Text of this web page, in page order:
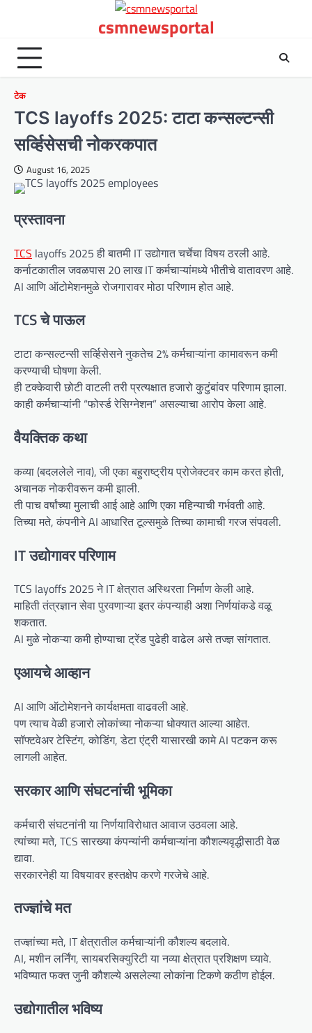
csmnewsportal
टेक
TCS layoffs 2025: टाटा कन्सल्टन्सी
सर्व्हिसेसची नोकरकपात
August 16, 2025
प्रस्तावना
TCS layoffs 2025 ही बातमी IT उद्योगात चर्चेचा विषय ठरली आहे.
कर्नाटकातील जवळपास 20 लाख IT कर्मचाऱ्यांमध्ये भीतीचे वातावरण आहे.
AI आणि ऑटोमेशनमुळे रोजगारावर मोठा परिणाम होत आहे.
TCS चे पाऊल
टाटा कन्सल्टन्सी सर्व्हिसेसने नुकतेच 2% कर्मचाऱ्यांना कामावरून कमी
करण्याची घोषणा केली.
ही टक्केवारी छोटी वाटली तरी प्रत्यक्षात हजारो कुटुंबांवर परिणाम झाला.
काही कर्मचाऱ्यांनी “फोर्स्ड रेसिग्नेशन” असल्याचा आरोप केला आहे.
वैयक्तिक कथा
कव्या (बदललेले नाव), जी एका बहुराष्ट्रीय प्रोजेक्टवर काम करत होती,
अचानक नोकरीवरून कमी झाली.
ती पाच वर्षांच्या मुलाची आई आहे आणि एका महिन्याची गर्भवती आहे.
तिच्या मते, कंपनीने AI आधारित टूल्समुळे तिच्या कामाची गरज संपवली.
IT उद्योगावर परिणाम
TCS layoffs 2025 ने IT क्षेत्रात अस्थिरता निर्माण केली आहे.
माहिती तंत्रज्ञान सेवा पुरवणाऱ्या इतर कंपन्याही अशा निर्णयांकडे वळू
शकतात.
AI मुळे नोकऱ्या कमी होण्याचा ट्रेंड पुढेही वाढेल असे तज्ज्ञ सांगतात.
एआयचे आव्हान
AI आणि ऑटोमेशनने कार्यक्षमता वाढवली आहे.
पण त्याच वेळी हजारो लोकांच्या नोकऱ्या धोक्यात आल्या आहेत.
सॉफ्टवेअर टेस्टिंग, कोडिंग, डेटा एंट्री यासारखी कामे AI पटकन करू
लागली आहेत.
सरकार आणि संघटनांची भूमिका
कर्मचारी संघटनांनी या निर्णयाविरोधात आवाज उठवला आहे.
त्यांच्या मते, TCS सारख्या कंपन्यांनी कर्मचाऱ्यांना कौशल्यवृद्धीसाठी वेळ
द्यावा.
सरकारनेही या विषयावर हस्तक्षेप करणे गरजेचे आहे.
तज्ज्ञांचे मत
तज्ज्ञांच्या मते, IT क्षेत्रातील कर्मचाऱ्यांनी कौशल्य बदलावे.
AI, मशीन लर्निंग, सायबरसिक्युरिटी या नव्या क्षेत्रात प्रशिक्षण घ्यावे.
भविष्यात फक्त जुनी कौशल्ये असलेल्या लोकांना टिकणे कठीण होईल.
उद्योगातील भविष्य